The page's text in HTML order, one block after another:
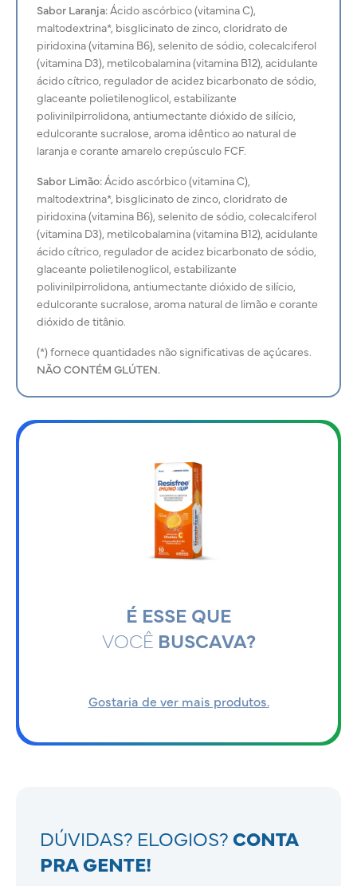
Sabor Laranja:Ácido ascórbico (vitamina C),
maltodextrina*, bisglicinato de zinco, cloridrato de
piridoxina (vitamina B6), selenito de sódio, colecalciferol
(vitamina D3), metilcobalamina (vitamina B12), acidulante
ácido cítrico, regulador de acidez bicarbonato de sódio,
glaceante polietilenoglicol, estabilizante
polivinilpirrolidona, antiumectante dióxido de silício,
edulcorante sucralose, aroma idêntico ao natural de
laranja e corante amarelo crepúsculo FCF.
Sabor Limão:Ácido ascórbico (vitamina C),
maltodextrina*, bisglicinato de zinco, cloridrato de
piridoxina (vitamina B6), selenito de sódio, colecalciferol
(vitamina D3), metilcobalamina (vitamina B12), acidulante
ácido cítrico, regulador de acidez bicarbonato de sódio,
glaceante polietilenoglicol, estabilizante
polivinilpirrolidona, antiumectante dióxido de silício,
edulcorante sucralose, aroma natural de limão e corante
dióxido de titânio.
(*) fornece quantidades não significativas de açúcares.
NÃO CONTÉM GLÚTEN.
É ESSE QUE
VOCÊ BUSCAVA?
Gostaria de ver mais produtos.
DÚVIDAS? ELOGIOS? CONTA
PRA GENTE!